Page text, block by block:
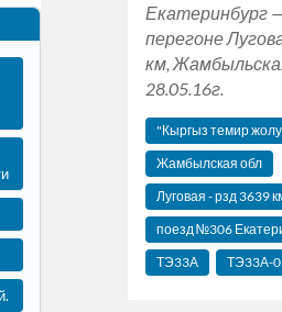
Екатеринбург
перегоне
км,
28.05.16г.
"Кыргыз темир
Жамбылская обл
Луговая - рзд 3639
поезд №306
ТЭ33А
ТЭ33А-